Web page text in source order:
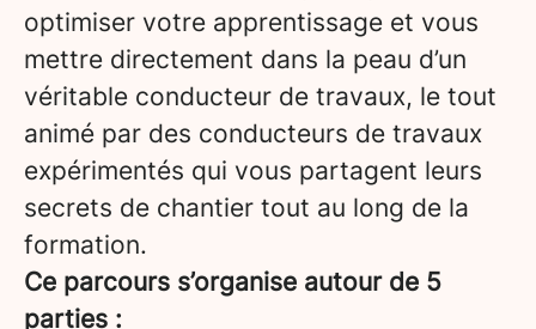
optimiser votre apprentissage et vous
mettre directement dans la peau d’un
véritable conducteur de travaux, le tout
animé par des conducteurs de travaux
expérimentés qui vous partagent leurs
secrets de chantier tout au long de la
formation.
Ce parcours s’organise autour de 5
parties :